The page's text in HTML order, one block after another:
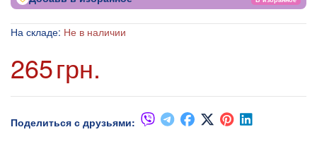
На складе: Не в наличии
265грн.
Поделиться с друзьями: